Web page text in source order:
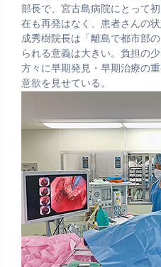
部長で、宮古島病院にとって
在も再発はなく、患者さんの
成秀樹院長は「離島で都市部
られる意義は大きい。負担の
方々に早期発見・早期治療の
意欲を見せている。